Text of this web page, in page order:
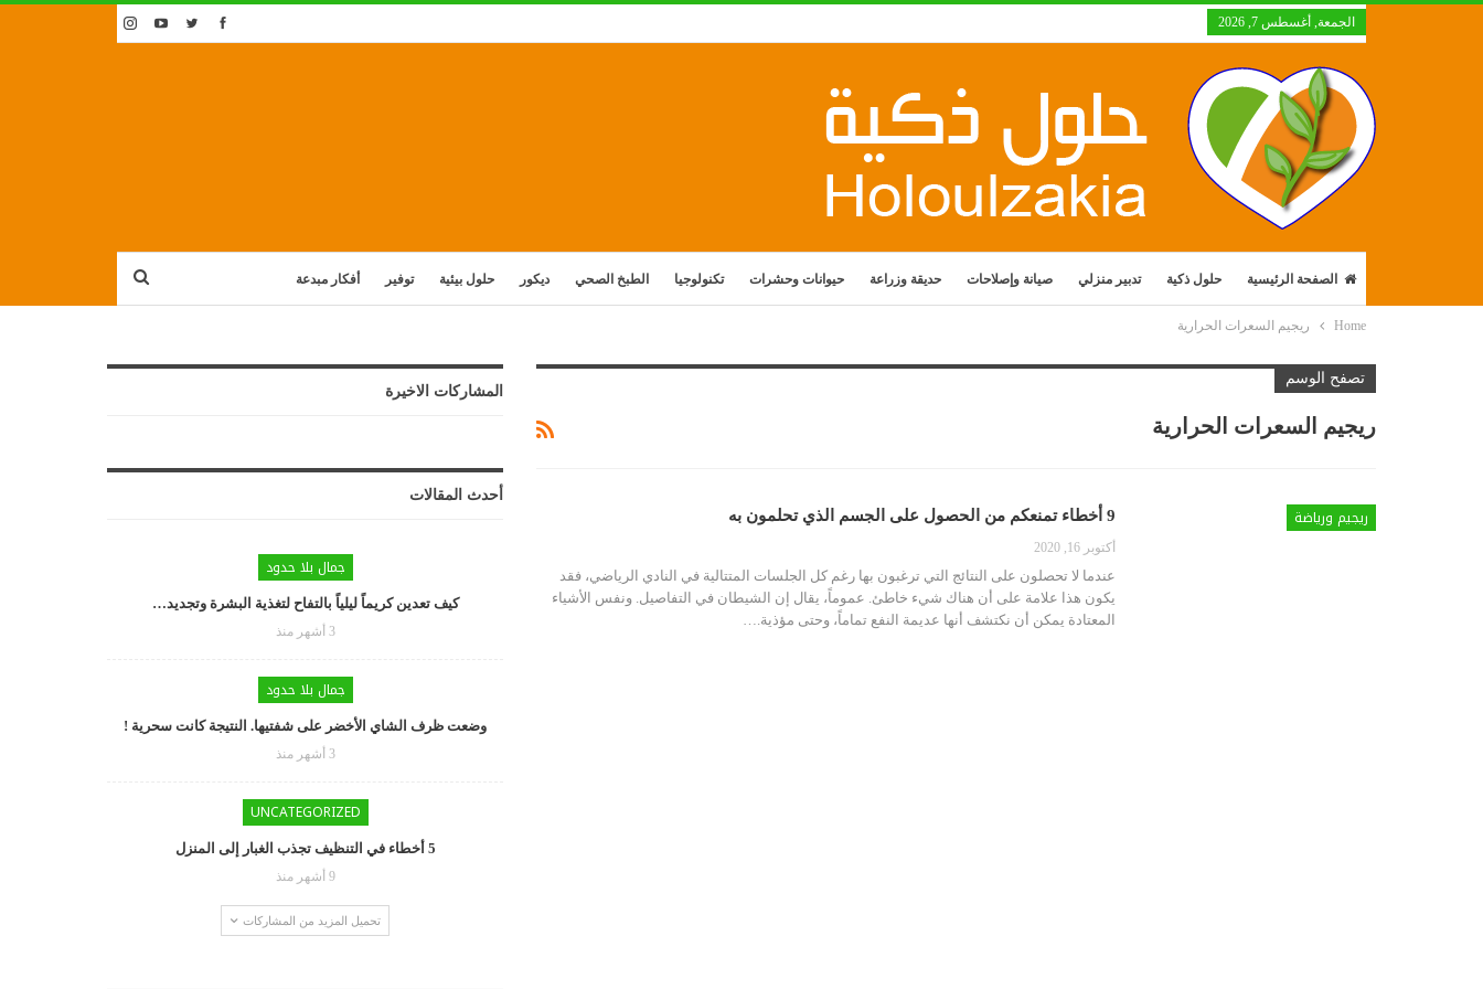
الجمعة, أغسطس 7, 2026
الصفحة الرئيسية حلول ذكية تدبير منزلي صيانة وإصلاحات حديقة وزراعة حيوانات وحشرات تكنولوجيا الطبخ الصحي ديكور حلول بيئية توفير أفكار مبدعة
Home ريجيم السعرات الحرارية
تصفح الوسم
ريجيم السعرات الحرارية
ريجيم ورياضة 9 أخطاء تمنعكم من الحصول على الجسم الذي تحلمون به
أكتوبر 16, 2020
عندما لا تحصلون على النتائج التي ترغبون بها رغم كل الجلسات المتتالية في النادي الرياضي، فقد
يكون هذا علامة على أن هناك شيء خاطئ. عموماً، يقال إن الشيطان في التفاصيل. ونفس الأشياء
المعتادة يمكن أن نكتشف أنها عديمة النفع تماماً، وحتى مؤذية.
المشاركات الاخيرة
أحدث المقالات
جمال بلا حدود
كيف تعدين كريماً ليلياً بالتفاح لتغذية البشرة وتجديد…
3 أشهر منذ
جمال بلا حدود
وضعت ظرف الشاي الأخضر على شفتيها. النتيجة كانت سحرية !
3 أشهر منذ
UNCATEGORIZED
5 أخطاء في التنظيف تجذب الغبار إلى المنزل
9 أشهر منذ
تحميل المزيد من المشاركات